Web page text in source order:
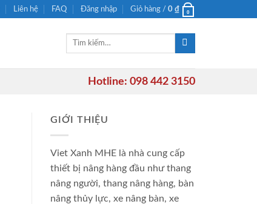
Liên hệ FAQ Đăng nhập Giỏ hàng / 0 ₫ 0
Tìm
Hotline: 098 442 3150
GIỚI THIỆU
Viet Xanh MHE là nhà cung cấp
thiết bị nâng hàng đầu như thang
nâng người, thang nâng hàng, bàn
nâng thủy lực, xe nâng bàn, xe